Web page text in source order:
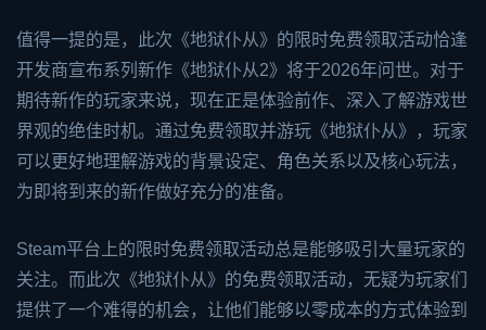
值得一提的是，此次《地狱仆从》的限时免费领取活动恰逢
开发商宣布系列新作《地狱仆从2》将于2026年问世。对于
期待新作的玩家来说，现在正是体验前作、深入了解游戏世
界观的绝佳时机。通过免费领取并游玩《地狱仆从》，玩家
可以更好地理解游戏的背景设定、角色关系以及核心玩法，
为即将到来的新作做好充分的准备。
Steam平台上的限时免费领取活动总是能够吸引大量玩家的
关注。而此次《地狱仆从》的免费领取活动，无疑为玩家们
提供了一个难得的机会，让他们能够以零成本的方式体验到